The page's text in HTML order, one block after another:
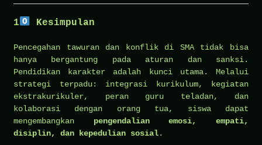
1 Kesimpulan
Pencegahan tawuran dan konflik di SMA tidak bisa
hanya bergantung pada aturan dan sanksi.
Pendidikan karakter adalah kunci utama. Melalui
strategi terpadu: integrasi kurikulum, kegiatan
ekstrakurikuler, peran guru teladan, dan
kolaborasi dengan orang tua, siswa dapat
mengembangkan pengendalian emosi, empati,
disiplin, dan kepedulian sosial.